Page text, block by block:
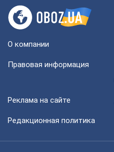
О компании
Правовая информация
Реклама на сайте
Редакционная политика